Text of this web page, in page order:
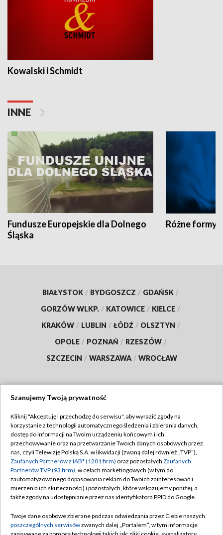
Kowalski i Schmidt
INNE
Fundusze Europejskie dla Dolnego
Śląska
Różne formy
BIAŁYSTOK / BYDGOSZCZ / GDAŃSK /
GORZÓW WLKP. / KATOWICE / KIELCE /
KRAKÓW / LUBLIN / ŁÓDŹ / OLSZTYN /
OPOLE / POZNAŃ / RZESZÓW /
SZCZECIN / WARSZAWA / WROCŁAW
TVP
Abonament TVP
Emisja w TVP
Centrum informacji TVP
Naziemna Telewizja Cyfrowa
Rada Programowa
Regulamin TVP
Polityka prywatności
Moje zgody
Pomoc
Kontakt
Szanujemy Twoją prywatność
Kliknij "Akceptuję i przechodzę do serwisu", aby wyrazić zgody na
korzystanie z technologii automatycznego śledzenia i zbierania danych,
dostęp do informacji na Twoim urządzeniu końcowym i ich
przechowywanie oraz na przetwarzanie Twoich danych osobowych przez
nas, czyli Telewizję Polską S.A. w likwidacji (zwaną dalej również „TVP”),
Zaufanych Partnerów z IAB* (1201 firm) oraz pozostałych Zaufanych
Partnerów TVP (93 firm), w celach marketingowych (w tym do
zautomatyzowanego dopasowania reklam do Twoich zainteresowań i
mierzenia ich skuteczności) i pozostałych, które wskazujemy poniżej, a
także zgody na udostępnianie przez nas identyfikatora PPID do Google.
Twoje dane osobowe zbierane podczas odwiedzania przez Ciebie naszych
poszczególnych serwisówzwanych dalej „Portalem”, w tym informacje